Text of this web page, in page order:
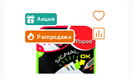
Акция
Распродажа